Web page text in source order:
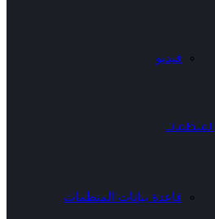
فيديو
المنظمات
قاعدة بيانات المنظمات